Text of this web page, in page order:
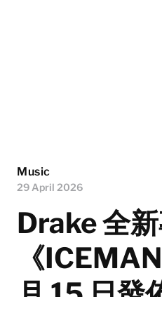
Music
29 April 2026
Drake 全
《
月 15 日發